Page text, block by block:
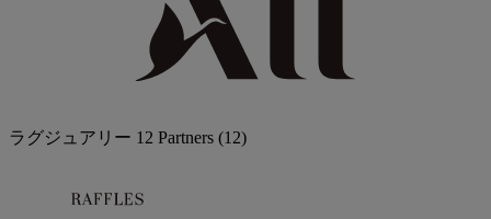
ラグジュアリー 12 Partners (12)